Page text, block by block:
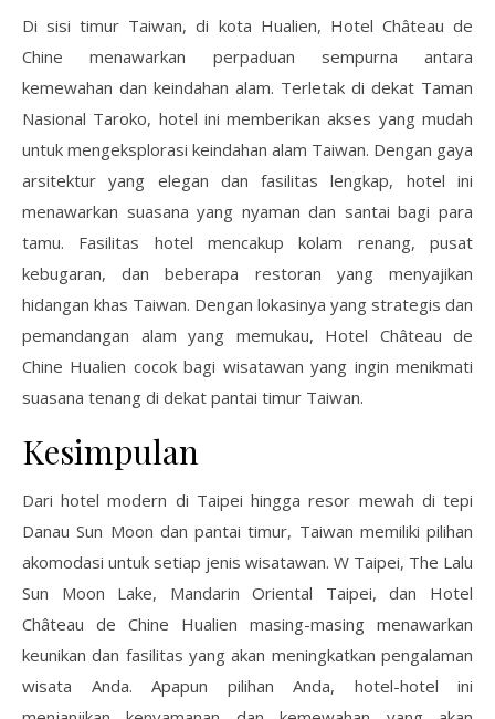
Di sisi timur Taiwan, di kota Hualien, Hotel Château de
Chine menawarkan perpaduan sempurna antara
kemewahan dan keindahan alam. Terletak di dekat Taman
Nasional Taroko, hotel ini memberikan akses yang mudah
untuk mengeksplorasi keindahan alam Taiwan. Dengan gaya
arsitektur yang elegan dan fasilitas lengkap, hotel ini
menawarkan suasana yang nyaman dan santai bagi para
tamu. Fasilitas hotel mencakup kolam renang, pusat
kebugaran, dan beberapa restoran yang menyajikan
hidangan khas Taiwan. Dengan lokasinya yang strategis dan
pemandangan alam yang memukau, Hotel Château de
Chine Hualien cocok bagi wisatawan yang ingin menikmati
suasana tenang di dekat pantai timur Taiwan.
Kesimpulan
Dari hotel modern di Taipei hingga resor mewah di tepi
Danau Sun Moon dan pantai timur, Taiwan memiliki pilihan
akomodasi untuk setiap jenis wisatawan. W Taipei, The Lalu
Sun Moon Lake, Mandarin Oriental Taipei, dan Hotel
Château de Chine Hualien masing-masing menawarkan
keunikan dan fasilitas yang akan meningkatkan pengalaman
wisata Anda. Apapun pilihan Anda, hotel-hotel ini